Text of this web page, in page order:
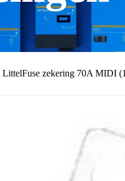
LittelFuse zekering 70A MIDI